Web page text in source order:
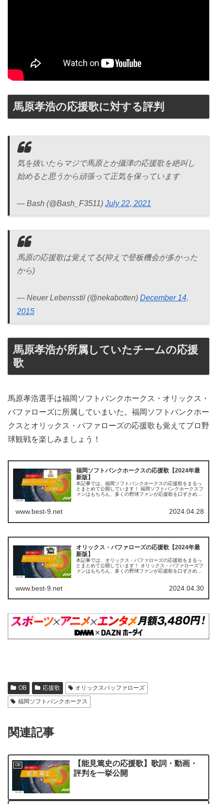
馬原孝浩の応援歌に対する評判
気を抜いたらマジで馬原とか攝津の応援歌を絶叫し
始めると思うから頑張って正気を保っています
— Bash (@Bash_F3511) July 22, 2021
馬原の応援歌は覚えてる(抑えで登板機会が多かった
から)
— Neuer Lebensstil (@nekabotten) December 14,
2015
馬原孝浩が所属していたチームの応援
歌
馬原孝浩選手は福岡ソフトバンクホークス・オリックス・
バファローズに所属していまいた。福岡ソフトバンクホー
クスとオリックス・バファローズの応援歌も覚えてプロ野
球観戦を楽しみましょう！
福岡ソフトバンクホークスの応援歌【2024年最
新版】
本記事では、福岡ソフトバンクホークスの応援歌をまるっ
とまとめて公開しています！ 福岡ソフトバンクホークスフ
ァンはもちろん、多くの野球ファンが応援歌を口ずさめる
www.best-9.net 2024.04.28
オリックス・バファローズの応援歌【2024年最
新版】
本記事では、オリックス・バファローズの応援歌をまるっ
とまとめて公開しています！ オリックス・バファローズフ
ァンはもちろん、多くの野球ファンが応援歌を口ずさめる
www.best-9.net 2024.04.30
OB 応援歌
オリックスバッファローズ
福岡ソフトバンクホークス
関連記事
OB
【能見篤史の応援歌】歌詞・動画・
評判を一挙公開